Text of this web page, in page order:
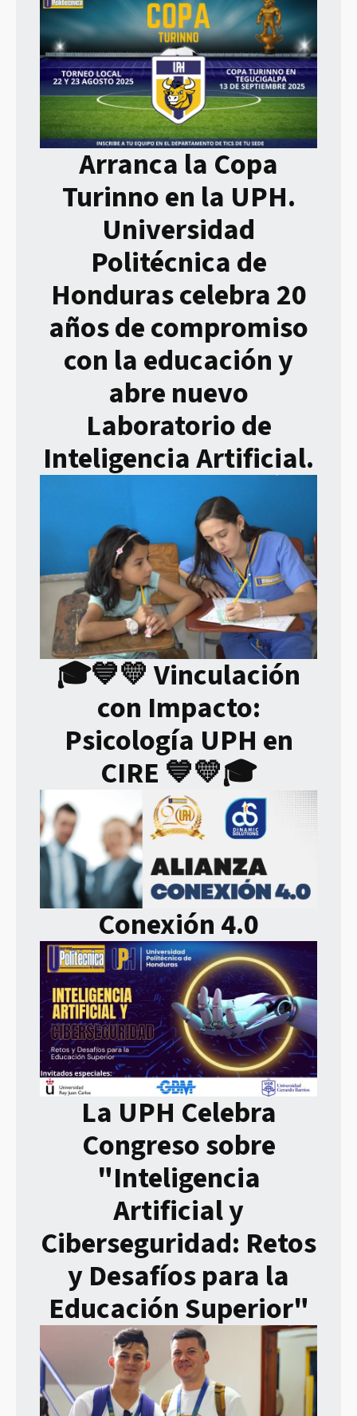
Arranca la Copa
Turinno en la UPH.
Universidad
Politécnica de
Honduras celebra 20
años de compromiso
con la educación y
abre nuevo
Laboratorio de
Inteligencia Artificial.
🎓💙💛 Vinculación
con Impacto:
Psicología UPH en
CIRE 💙💛🎓
Conexión 4.0
La UPH Celebra
Congreso sobre
"Inteligencia
Artificial y
Ciberseguridad: Retos
y Desafíos para la
Educación Superior"